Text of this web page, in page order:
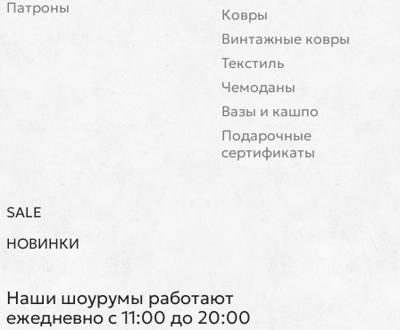
Патроны
Ковры
Винтажные ковры
Текстиль
Чемоданы
Вазы и кашпо
Подарочные
сертификаты
SALE
НОВИНКИ
Наши шоурумы работают
ежедневно с 11:00 до 20:00